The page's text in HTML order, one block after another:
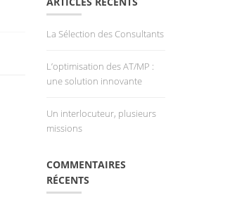
La Sélection des Consultants
L’optimisation des AT/MP :
une solution innovante
Un interlocuteur, plusieurs
missions
COMMENTAIRES
RÉCENTS